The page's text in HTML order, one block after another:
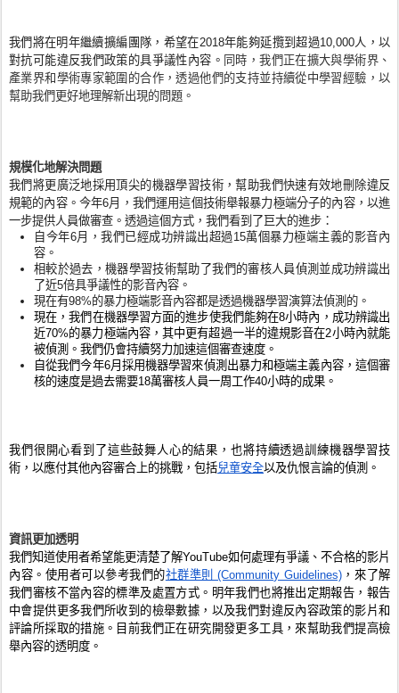
我們將在明年繼續擴編團隊，希望在2018年能夠延攬到超過10,000人，以
對抗可能違反我們政策的具爭議性內容。 同時，我們正在擴大與學術界、
產業界和學術專家範圍的合作，透過他們的支持並持續從中學習經驗，以
幫助我們更好地理解新出現的問題。
規模化地解決問題
我們將更廣泛地採用頂尖的機器學習技術，幫助我們快速有效地刪除違反
規範的內容。今年6月，我們運用這個技術舉報暴力極端分子的內容，以進
一步提供人員做審查。透過這個方式，我們看到了巨大的進步：
自今年6月，我們已經成功辨識出超過15萬個暴力極端主義的影音內
容。
相較於過去，機器學習技術幫助了我們的審核人員偵測並成功辨識出
了近5倍具爭議性的影音內容。
現在有98%的暴力極端影音內容都是透過機器學習演算法偵測的。
現在，我們在機器學習方面的進步使我們能夠在8小時內，成功辨識出
近70%的暴力極端內容，其中更有超過一半的違規影音在2小時內就能
被偵測。我們仍會持續努力加速這個審查速度。
自從我們今年6月採用機器學習來偵測出暴力和極端主義內容，這個審
核的速度是過去需要18萬審核人員一周工作40小時的成果。
我們很開心看到了這些鼓舞人心的結果，也將持續透過訓練機器學習技
術，以應付其他內容審合上的挑戰，包括兒童安全以及仇恨言論的偵測。
資訊更加透明
我們知道使用者希望能更清楚了解YouTube如何處理有爭議、不合格的影片
內容。使用者可以參考我們的社群準則 (Community Guidelines)，來了解
我們審核不當內容的標準及處置方式。明年我們也將推出定期報告，報告
中會提供更多我們所收到的檢舉數據，以及我們對違反內容政策的影片和
評論所採取的措施。目前我們正在研究開發更多工具，來幫助我們提高檢
舉內容的透明度。